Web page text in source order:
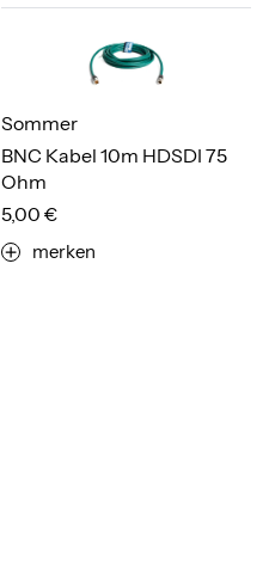
BNC Kabel 10m HDSDI 75
Ohm
Sommer
5,00 €
merken